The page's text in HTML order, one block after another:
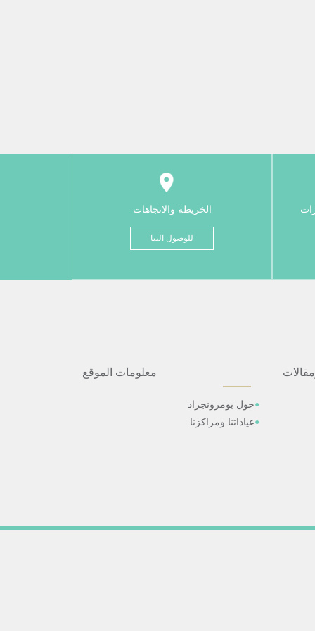
الخريطة والاتجاهات
للوصول الينا
معلومات الموقع
حول بومرونجراد
عياداتنا ومراكزنا